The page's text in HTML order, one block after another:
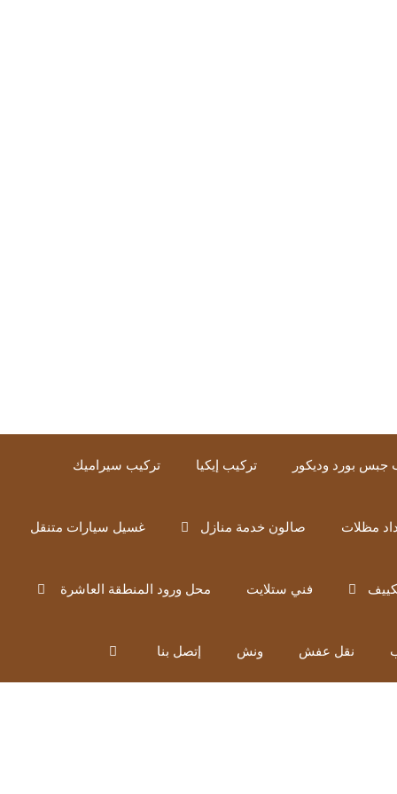
جبس بورد وديكور تركيب إيكيا تركيب سيراميك
مظلات صالون خدمة منازل غسيل سيارات متنقل
فني ستلايت محل ورود المنطقة العاشرة
نقل عفش ونش إتصل بنا